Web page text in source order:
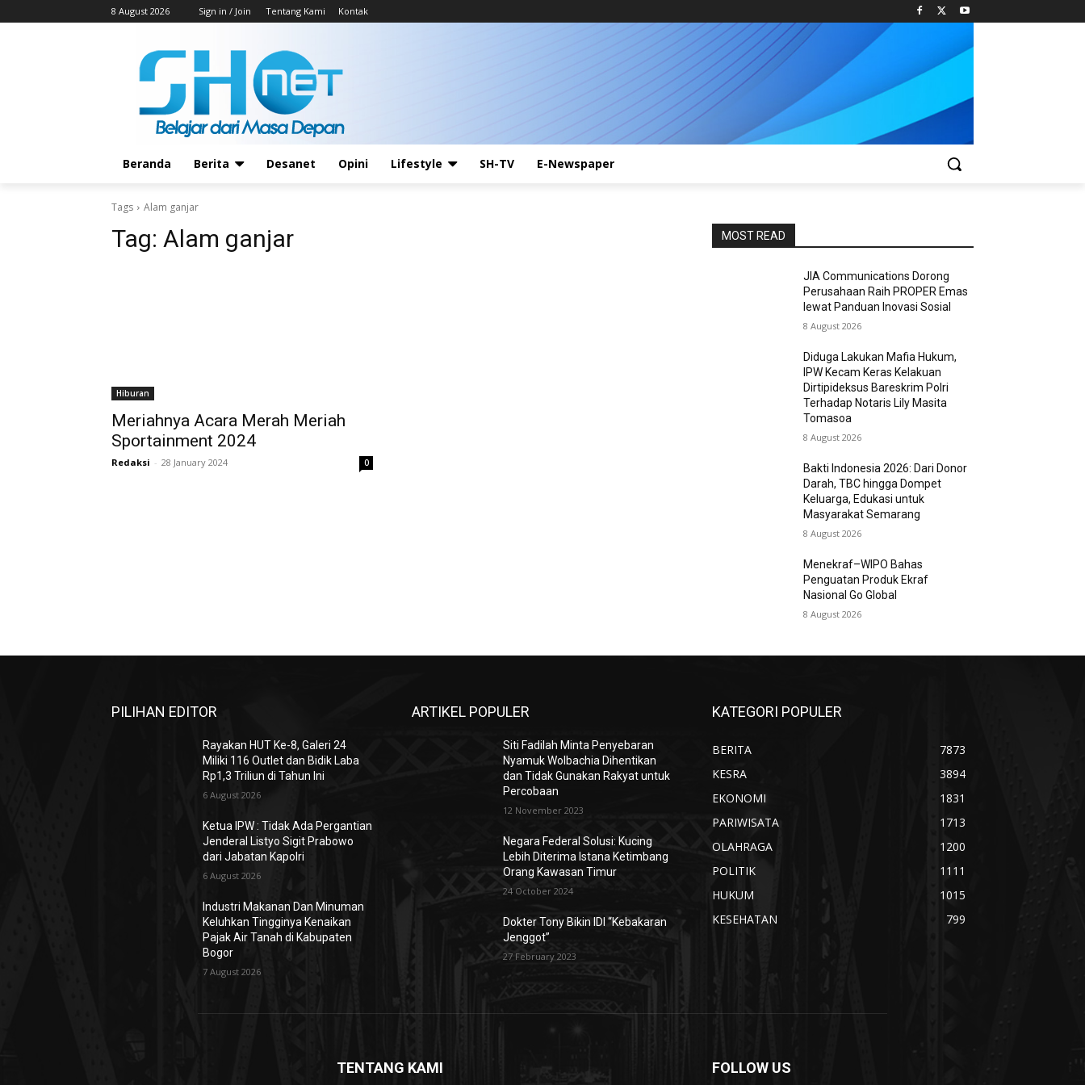
8 August 2026 Sign in / Join Tentang Kami Kontak
Beranda Berita Desanet Opini Lifestyle SH-TV E-Newspaper
Tags Alam ganjar
Tag: Alam ganjar
Hiburan
Meriahnya Acara Merah Meriah
Sportainment 2024
Redaksi - 28 January 2024 0
MOST READ
JIA Communications Dorong
Perusahaan Raih PROPER Emas
lewat Panduan Inovasi Sosial
8 August 2026
Diduga Lakukan Mafia Hukum,
IPW Kecam Keras Kelakuan
Dirtipideksus Bareskrim Polri
Terhadap Notaris Lily Masita
Tomasoa
8 August 2026
Bakti Indonesia 2026: Dari Donor
Darah, TBC hingga Dompet
Keluarga, Edukasi untuk
Masyarakat Semarang
8 August 2026
Menekraf–WIPO Bahas
Penguatan Produk Ekraf
Nasional Go Global
8 August 2026
PILIHAN EDITOR
Rayakan HUT Ke-8, Galeri 24
Miliki 116 Outlet dan Bidik Laba
Rp1,3 Triliun di Tahun Ini
6 August 2026
Ketua IPW : Tidak Ada Pergantian
Jenderal Listyo Sigit Prabowo
dari Jabatan Kapolri
6 August 2026
Industri Makanan Dan Minuman
Keluhkan Tingginya Kenaikan
Pajak Air Tanah di Kabupaten
Bogor
7 August 2026
ARTIKEL POPULER
Siti Fadilah Minta Penyebaran
Nyamuk Wolbachia Dihentikan
dan Tidak Gunakan Rakyat untuk
Percobaan
12 November 2023
Negara Federal Solusi: Kucing
Lebih Diterima Istana Ketimbang
Orang Kawasan Timur
24 October 2024
Dokter Tony Bikin IDI “Kebakaran
Jenggot”
27 February 2023
KATEGORI POPULER
BERITA
7873
KESRA
3894
EKONOMI
1831
PARIWISATA
1713
OLAHRAGA
1200
POLITIK
1111
HUKUM
1015
KESEHATAN
799
TENTANG KAMI FOLLOW US